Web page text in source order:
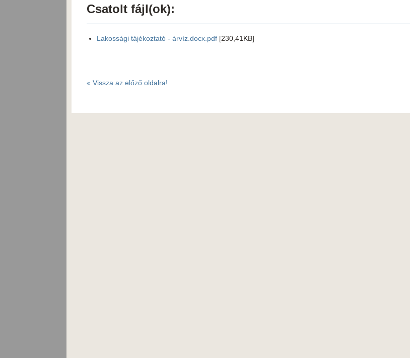
Csatolt fájl(ok):
Lakossági tájékoztató - árvíz.docx.pdf [230,41KB]
« Vissza az előző oldalra!